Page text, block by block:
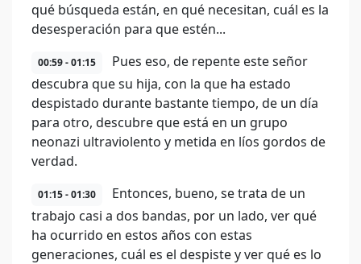
qué búsqueda están, en qué necesitan, cuál es la
desesperación para que estén...
00:59 - 01:15
Pues eso, de repente este señor
descubra que su hija, con la que ha estado
despistado durante bastante tiempo, de un día
para otro, descubre que está en un grupo
neonazi ultraviolento y metida en líos gordos de
verdad.
01:15 - 01:30
Entonces, bueno, se trata de un
trabajo casi a dos bandas, por un lado, ver qué
ha ocurrido en estos años con estas
generaciones, cuál es el despiste y ver qué es lo